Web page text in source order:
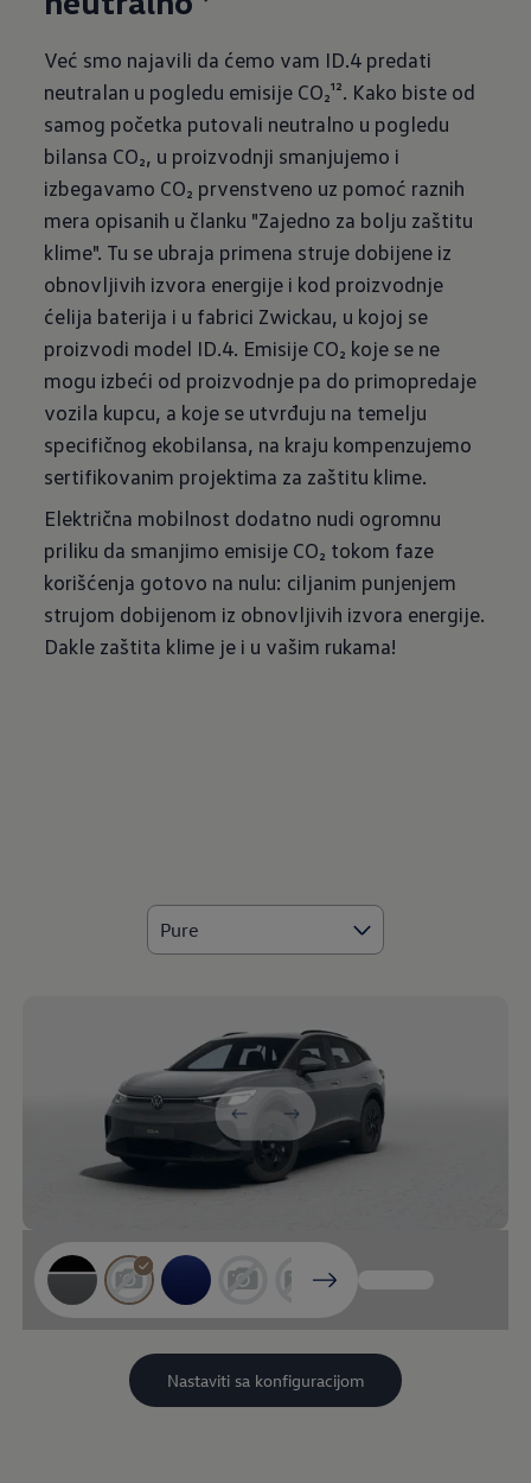
Već smo najavili da ćemo vam ID.4 predati
neutralan u pogledu emisije CO₂¹². Kako biste od
samog početka putovali neutralno u pogledu
bilansa CO₂, u proizvodnji smanjujemo i
izbegavamo CO₂ prvenstveno uz pomoć raznih
mera opisanih u članku "Zajedno za bolju zaštitu
klime". Tu se ubraja primena struje dobijene iz
obnovljivih izvora energije i kod proizvodnje
ćelija baterija i u fabrici Zwickau, u kojoj se
proizvodi model ID.4. Emisije CO₂ koje se ne
mogu izbeći od proizvodnje pa do primopredaje
vozila kupcu, a koje se utvrđuju na temelju
specifičnog ekobilansa, na kraju kompenzujemo
sertifikovanim projektima za zaštitu klime.
Električna mobilnost dodatno nudi ogromnu
priliku da smanjimo emisije CO₂ tokom faze
korišćenja gotovo na nulu: ciljanim punjenjem
strujom dobijenom iz obnovljivih izvora energije.
Dakle zaštita klime je i u vašim rukama!